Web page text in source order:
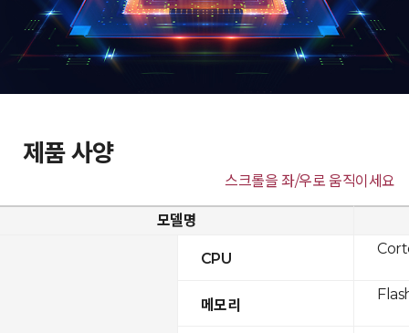
제품 사양
스크롤을 좌/우로 움직이세요
모델명
CPU
메모리